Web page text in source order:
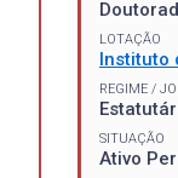
LOTAÇÃO
Instituto
REGIME /
SITUAÇÃO
Ativo